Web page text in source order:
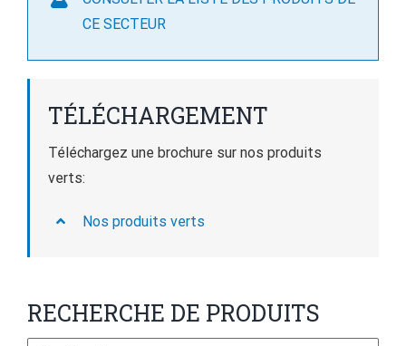
CE SECTEUR
TÉLÉCHARGEMENT
Téléchargez une brochure sur nos produits
verts:
Nos produits verts
RECHERCHE DE PRODUITS